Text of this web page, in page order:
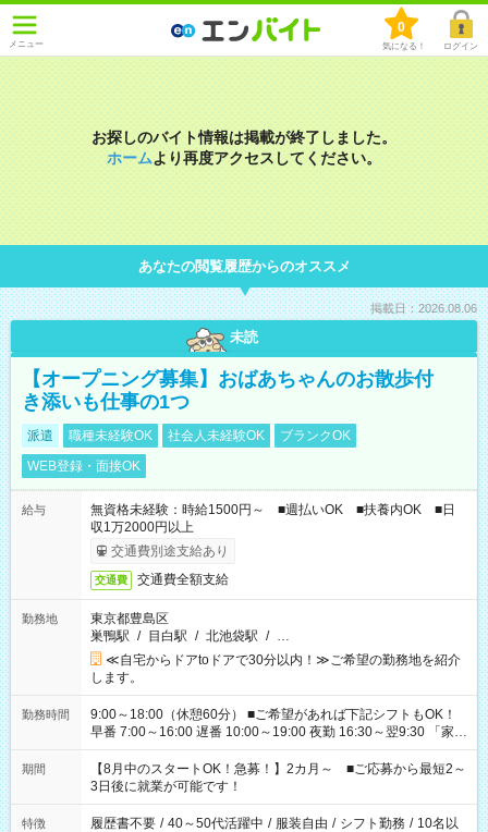
メニュー
0
気になる！ ログイン
お探しのバイト情報は掲載が終了しました。
ホームより再度アクセスしてください。
あなたの閲覧履歴からのオススメ
掲載日：2026.08.06
未読
【オープニング募集】おばあちゃんのお散歩付
き添いも仕事の1つ
派遣 職種未経験OK 社会人未経験OK
ブランクOK
WEB登録・面接OK
給与
無資格未経験：時給1500円～ ■週払いOK ■扶養内OK ■日
収1万2000円以上
交通費別途支給あり
交通費 交通費全額支給
勤務地
東京都豊島区
巣鴨駅 / 目白駅 / 北池袋駅 / …
≪自宅からドアtoドアで30分以内！≫ご希望の勤務地を紹介
します。
勤務時間
9:00～18:00（休憩60分） ■ご希望があれば下記シフトもOK！
早番 7:00～16:00 遅番 10:00～19:00 夜勤 16:30～翌9:30 「家族
と休みを合わせたい」 「余裕を持って夕飯の準備がしたい」
「できれば残業はしたくない」 など、ご希望を教えてください
ね。 ※Wワーク希望の方へ 今ご覧のお仕事で希望する勤務時間
と、もう1つのお仕事の勤務時間。 合計で週40時間を超える場
合は応募できません。
期間
【8月中のスタートOK！急募！】2カ月～ ■ご応募から最短2～
3日後に就業が可能です！
特徴 履歴書不要 / 40～50代活躍中 / 服装自由 / シフト勤務 / 10名以